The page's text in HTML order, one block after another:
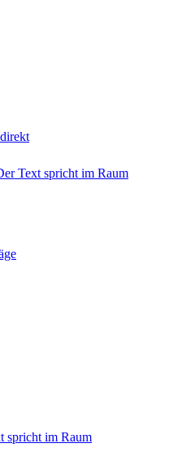
Text spricht im Raum
spricht im Raum